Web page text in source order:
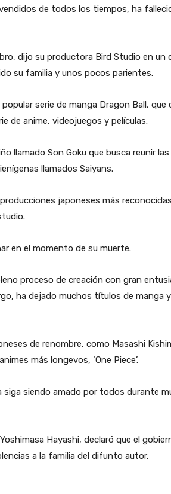
de todos los tiempos, ha
dijo su productora Bird Studio en un
su familia y unos pocos parientes.
serie de manga Dragon Ball, que
de anime, videojuegos y películas.
llamado Son Goku que busca reunir las
llamados Saiyans.
japoneses más
en el momento de su muerte.
proceso de creación con gran
ha dejado muchos títulos de manga
de renombre, como Masashi
más longevos, ‘One Piece’.
siga siendo amado por todos durante
Hayashi, declaró que el
a la familia del difunto autor.